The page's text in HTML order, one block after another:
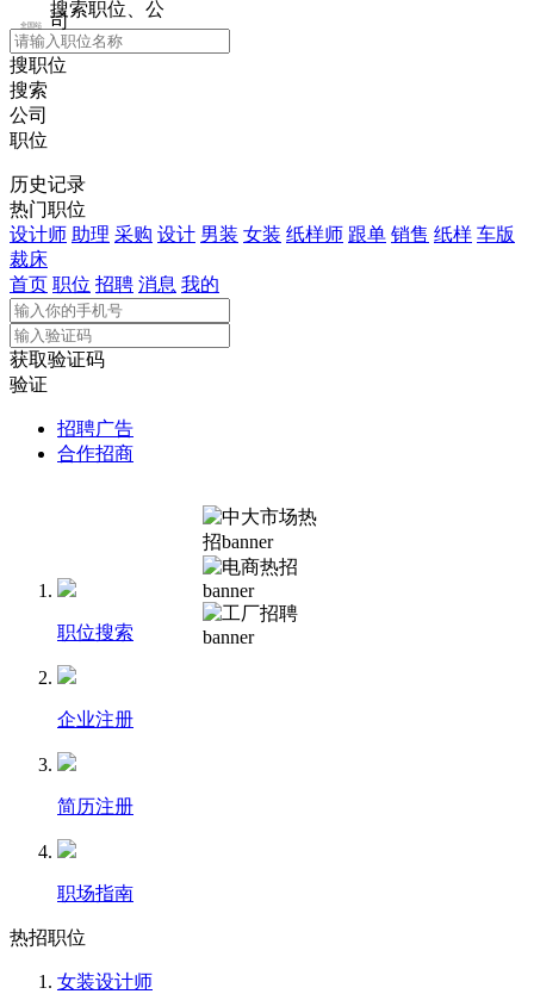
全国站
搜索职位、公
司
搜职位
搜索
公司
职位
历史记录
热门职位
设计师 助理 采购 设计 男装 女装 纸样师 跟单 销售 纸样 车版
裁床
首页 职位 招聘 消息 我的
获取验证码
验证
招聘广告
合作招商
职位搜索
企业注册
简历注册
职场指南
热招职位
女装设计师